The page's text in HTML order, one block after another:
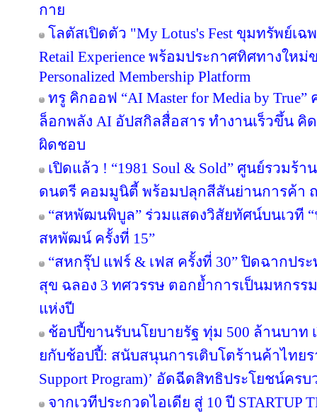
กาย
โลตัสเปิดตัว "My Lotus's Fest ขุมทรัพย์เ
Retail Experience พร้อมประกาศทิศทางใหม่
Personalized Membership Platform
ทรู คิกออฟ “AI Master for Media by
ล็อกพลัง AI อัปสกิลสื่อสาร ทำงานเร็วขึ้น คิ
ผิดชอบ
เปิดแล้ว ! “1981 Soul & Sold” ศูนย์รวม
ดนตรี คอมมูนิตี้ พร้อมปลุกสีสันย่านการค้า
“สหพัฒนพิบูล” ร่วมแสดงวิสัยทัศน์บนเวที
สหพัฒน์ ครั้งที่ 15”
“สหกรุ๊ป แฟร์ & เฟส ครั้งที่ 30” ปิดฉากป
สุข ฉลอง 3 ทศวรรษ ตอกย้ำการเป็นมหกร
แห่งปี
ช้อปปี้ขานรับนโยบายรัฐ ทุ่ม 500 ล้านบาท
ยกับช้อปปี้: สนับสนุนการเติบโตร้านค้าไทยร
Support Program)’ อัดฉีดสิทธิประโยชน์ครบ
จากเวทีประกวดไอเดีย สู่ 10 ปี STARTUP